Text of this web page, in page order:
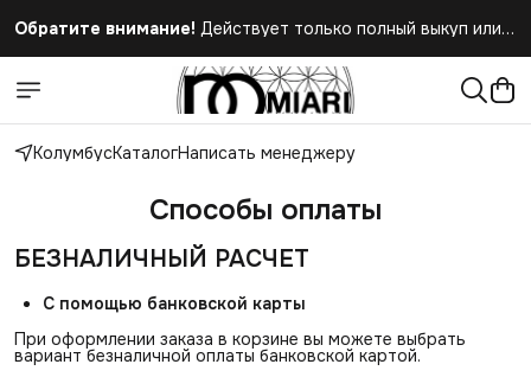
Обратите внимание! Действует только полный выкуп или
КолумбусКаталогНаписать менеджеру
Способы оплаты
БЕЗНАЛИЧНЫЙ РАСЧЕТ
С помощью банковской карты
При оформлении заказа в корзине вы можете выбрать
вариант безналичной оплаты банковской картой.